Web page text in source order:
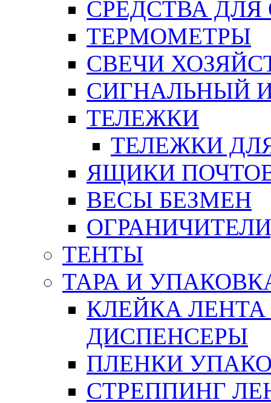
СРЕДСТВА
ТЕРМОМЕТРЫ
СВЕЧИ
СИГНАЛЬНЫЙ
ТЕЛЕЖКИ
ТЕЛЕЖКИ
ЯЩИКИ
ВЕСЫ БЕЗМЕН
ТЕНТЫ
ТАРА И
КЛЕЙКА
ДИСПЕНСЕРЫ
ПЛЕНКИ
СТРЕППИНГ